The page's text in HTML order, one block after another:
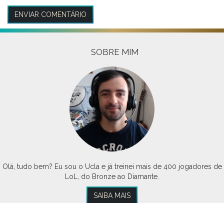
SOBRE MIM
Olá, tudo bem? Eu sou o Ucla e já treinei mais de 400 jogadores de
LoL, do Bronze ao Diamante.
SAIBA MAIS